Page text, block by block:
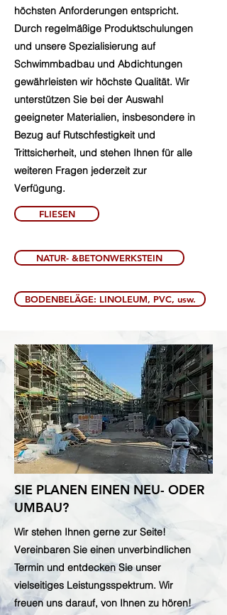
höchsten Anforderungen entspricht.
Durch regelmäßige Produktschulungen
und unsere Spezialisierung auf
Schwimmbadbau und Abdichtungen
gewährleisten wir höchste Qualität. Wir
unterstützen Sie bei der Auswahl
geeigneter Materialien, insbesondere in
Bezug auf Rutschfestigkeit und
Trittsicherheit, und stehen Ihnen für alle
weiteren Fragen jederzeit zur
Verfügung.
FLIESEN
NATUR- &BETONWERKSTEIN
BODENBELÄGE: LINOLEUM, PVC, usw.
SIE PLANEN EINEN NEU- ODER
UMBAU?
Wir stehen Ihnen gerne zur Seite!
Vereinbaren Sie einen unverbindlichen
Termin und entdecken Sie unser
vielseitiges Leistungsspektrum. Wir
freuen uns darauf, von Ihnen zu hören!